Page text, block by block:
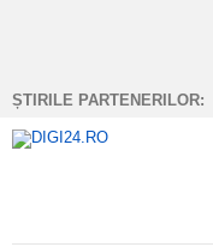
ȘTIRILE PARTENERILOR: